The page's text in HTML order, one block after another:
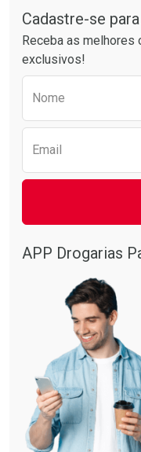
Por R$ 39,99/cada
Cadastre-se
Receba as
exclusivos!
Nome
Email
APP Drogarias